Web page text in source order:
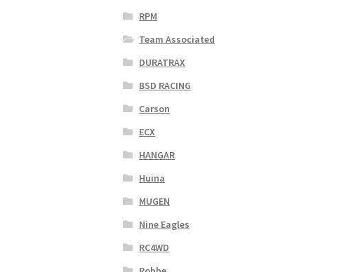
RPM
Team Associated
DURATRAX
BSD RACING
Carson
ECX
HANGAR
Huina
MUGEN
Nine Eagles
RC4WD